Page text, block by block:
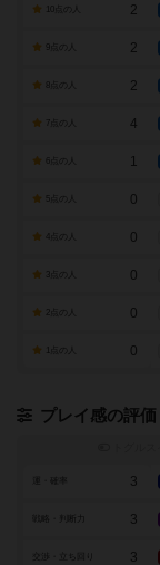
2
2
2
7点の人 4
1
0
0
0
0
0
プレイ感の評価
3
戦略・判断力 3
3